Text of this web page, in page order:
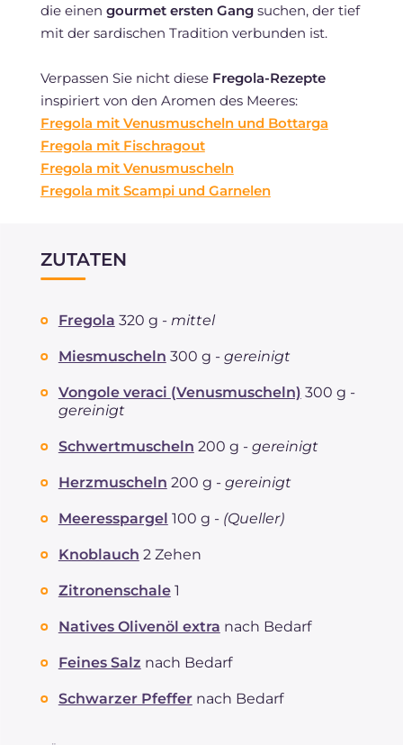
die einen gourmet ersten Gangsuchen, der tief
mit der sardischen Tradition verbunden ist.
Verpassen Sie nicht diese Fregola-Rezepte
inspiriert von den Aromen des Meeres:
Fregola mit Venusmuscheln und Bottarga
Fregola mit Fischragout
Fregola mit Venusmuscheln
Fregola mit Scampi und Garnelen
ZUTATEN
Fregola 320 g - mittel
Miesmuscheln 300 g - gereinigt
Vongole veraci (Venusmuscheln) 300 g -
gereinigt
Schwertmuscheln 200 g - gereinigt
Herzmuscheln 200 g - gereinigt
Meeresspargel 100 g - (Queller)
Knoblauch 2 Zehen
Zitronenschale 1
Natives Olivenöl extra nach Bedarf
Feines Salz nach Bedarf
Schwarzer Pfeffer nach Bedarf